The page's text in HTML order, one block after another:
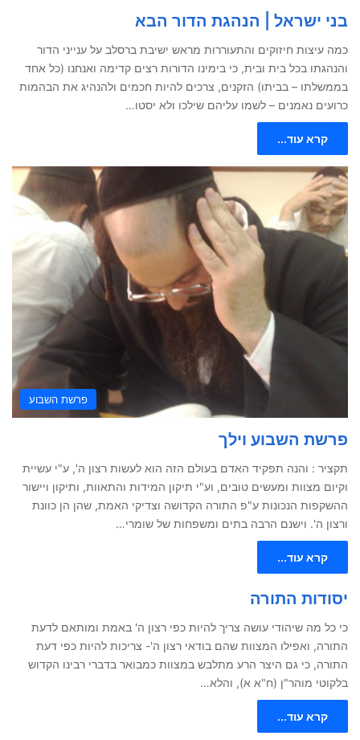
בני ישראל | הנהגת הדור הבא
כמה עיצות חיזוקים והתעוררות מראש ישיבת ברסלב על ענייני הדור
והנהגתו בכל בית ובית, כי בימינו הדורות רצים קדימה ואנחנו (כל אחד
בממשלתו – בביתו) הזקנים, צרכים להיות חכמים ולהנהיג את הבהמות
כרועים נאמנים – לשמו עליהם שילכו ולא יסטו…
קרא עוד...
פרשת השבוע
פרשת השבוע וילך
תקציר : והנה תפקיד האדם בעולם הזה הוא לעשות רצון ה', ע"י עשיית
וקיום מצוות ומעשים טובים, וע"י תיקון המידות והתאוות, ותיקון ויישור
ההשקפות הנכונות ע"פ התורה הקדושה וצדיקי האמת, שהן הן כוונת
ורצון ה'. וישנם הרבה בתים ומשפחות של שומרי…
קרא עוד...
יסודות התורה
כי כל מה שיהודי עושה צריך להיות כפי רצון ה' באמת ומותאם לדעת
התורה, ואפילו המצוות שהם בודאי רצון ה'- צריכות להיות כפי דעת
התורה, כי גם היצר הרע מתלבש במצוות כמבואר בדברי רבינו הקדוש
בלקוטי מוהר"ן (ח"א א), והלא…
קרא עוד...